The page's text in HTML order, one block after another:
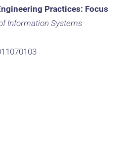
Practices: Focus
Information Systems